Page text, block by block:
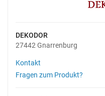
DEKODOR
27442 Gnarrenburg
Kontakt
Fragen zum Produkt?